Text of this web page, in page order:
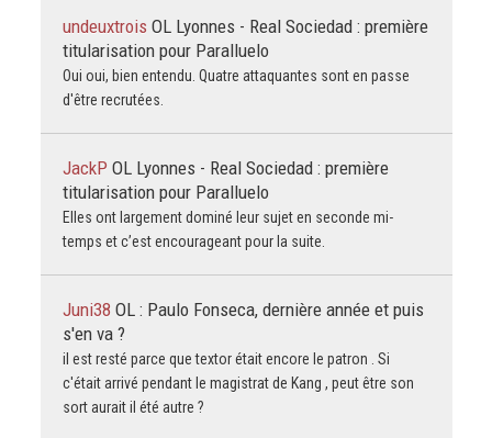
undeuxtrois OL Lyonnes - Real Sociedad : première
titularisation pour Paralluelo
Oui oui, bien entendu. Quatre attaquantes sont en passe
d'être recrutées.
JackP OL Lyonnes - Real Sociedad : première
titularisation pour Paralluelo
Elles ont largement dominé leur sujet en seconde mi-
temps et c’est encourageant pour la suite.
Juni38 OL : Paulo Fonseca, dernière année et puis
s'en va ?
il est resté parce que textor était encore le patron . Si
c'était arrivé pendant le magistrat de Kang , peut être son
sort aurait il été autre ?